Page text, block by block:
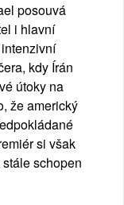
posouvá
i hlavní
kdy Írán
útoky na
že americký
si však
schopen